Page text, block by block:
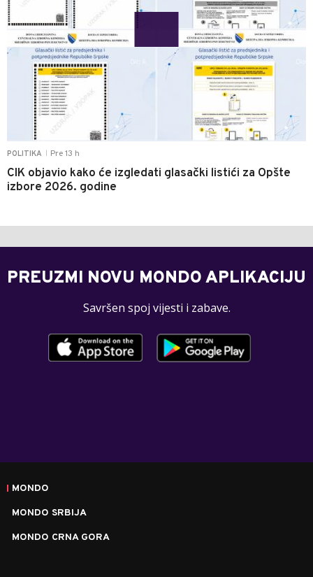
POLITIKA Pre 13 h
CIK objavio kako će izgledati glasački listići za Opšte
izbore 2026. godine
PREUZMI NOVU MONDO APLIKACIJU
Savršen spoj vijesti i zabave.
MONDO
MONDO SRBIJA
MONDO CRNA GORA